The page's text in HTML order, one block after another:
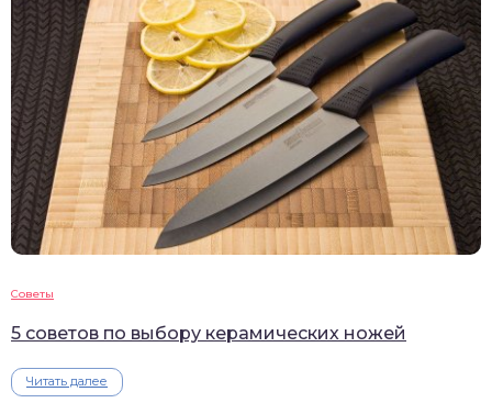
Советы
5 советов по выбору керамических ножей
Читать далее